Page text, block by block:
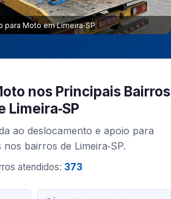
para Moto em Limeira‑SP
nos Principais Bairros
Limeira‑SP
ao deslocamento e apoio para
bairros de Limeira‑SP.
atendidos: 373